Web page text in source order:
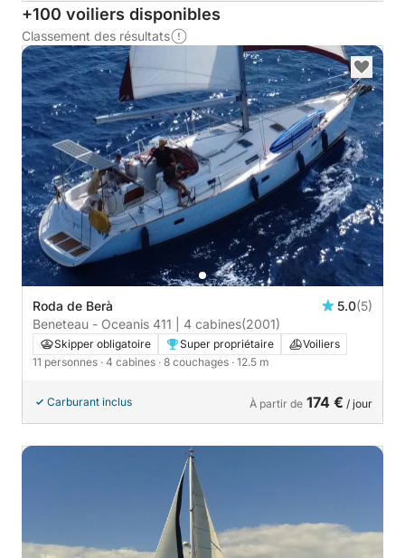
+100 voiliers disponibles
Classement des résultats
Roda de Berà 5.0(5)
Beneteau - Oceanis 411 | 4 cabines(2001)
Skipper obligatoire Super propriétaire
Voiliers
11 personnes · 4 cabines · 8 couchages · 12.5 m
Carburant inclus À partir de 174 € / jour